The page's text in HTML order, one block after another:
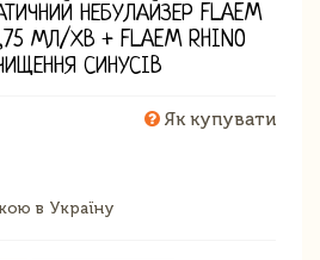
НЕБУЛАЙЗЕР FLAEM
МЛ/ХВ + FLAEM RHINO
СИНУСІВ
Як купувати
в Україну